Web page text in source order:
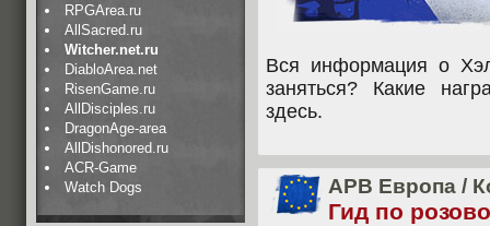
RPGArea.ru
AllSacred.ru
Witcher.net.ru
DiabloArea.net
RisenGame.ru
AllDisciples.ru
DragonAge-area
AllDishonored.ru
ACR-Game
Watch Dogs
Вся информация о
заняться? Какие
здесь.
APB Европа /
Гид по